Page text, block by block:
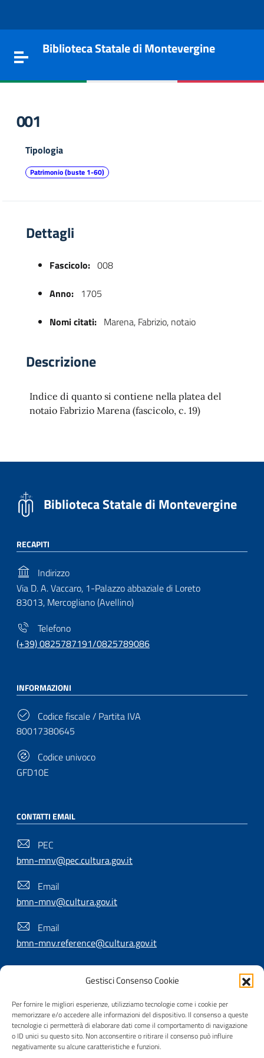
Gestisci Consenso Cookie
Per fornire le migliori esperienze, utilizziamo tecnologie come i cookie per
memorizzare e/o accedere alle informazioni del dispositivo. Il consenso a queste
tecnologie ci permetterà di elaborare dati come il comportamento di navigazione
o ID unici su questo sito. Non acconsentire o ritirare il consenso può influire
negativamente su alcune caratteristiche e funzioni.
Toggle navigation
Biblioteca Statale di Montevergine
001
Tipologia
Patrimonio (buste 1-60)
Dettagli
Fascicolo: 008
Anno: 1705
Nomi citati: Marena, Fabrizio, notaio
Descrizione
Indice di quanto si contiene nella platea del
notaio Fabrizio Marena (fascicolo, c. 19)
Biblioteca Statale di Montevergine
RECAPITI
Indirizzo
Via D. A. Vaccaro, 1-Palazzo abbaziale di Loreto
83013, Mercogliano (Avellino)
Telefono
(+39) 0825787191/0825789086
INFORMAZIONI
Codice fiscale / Partita IVA
80017380645
Codice univoco
GFD10E
CONTATTI EMAIL
PEC
bmn-mnv@pec.cultura.gov.it
Email
bmn-mnv@cultura.gov.it
Email
bmn-mnv.reference@cultura.gov.it
Useful Links Section
Privacy | Cookie policy | Contatti |